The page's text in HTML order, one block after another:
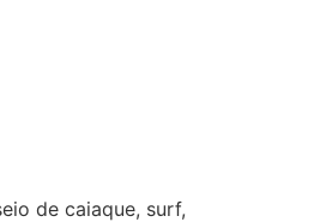
de caiaque, surf,